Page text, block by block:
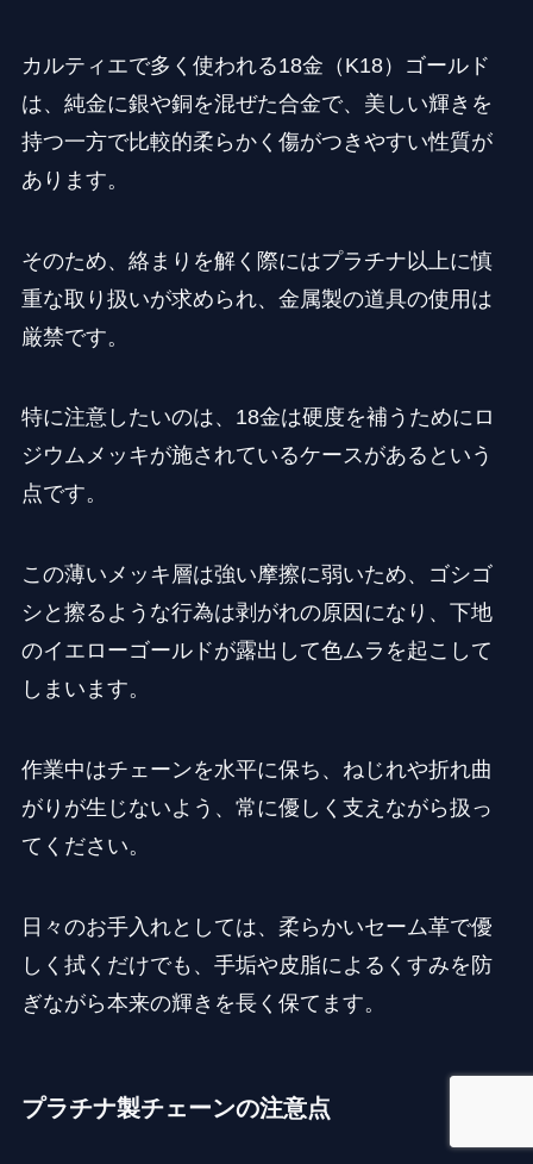
カルティエで多く使われる18金（K18）ゴールド
は、純金に銀や銅を混ぜた合金で、美しい輝きを
持つ一方で比較的柔らかく傷がつきやすい性質が
あります。
そのため、絡まりを解く際にはプラチナ以上に慎
重な取り扱いが求められ、金属製の道具の使用は
厳禁です。
特に注意したいのは、18金は硬度を補うためにロ
ジウムメッキが施されているケースがあるという
点です。
この薄いメッキ層は強い摩擦に弱いため、ゴシゴ
シと擦るような行為は剥がれの原因になり、下地
のイエローゴールドが露出して色ムラを起こして
しまいます。
作業中はチェーンを水平に保ち、ねじれや折れ曲
がりが生じないよう、常に優しく支えながら扱っ
てください。
日々のお手入れとしては、柔らかいセーム革で優
しく拭くだけでも、手垢や皮脂によるくすみを防
ぎながら本来の輝きを長く保てます。
プラチナ製チェーンの注意点